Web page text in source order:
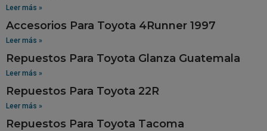
Leer más »
Accesorios Para Toyota 4Runner 1997
Leer más »
Repuestos Para Toyota Glanza Guatemala
Leer más »
Repuestos Para Toyota 22R
Leer más »
Repuestos Para Toyota Tacoma